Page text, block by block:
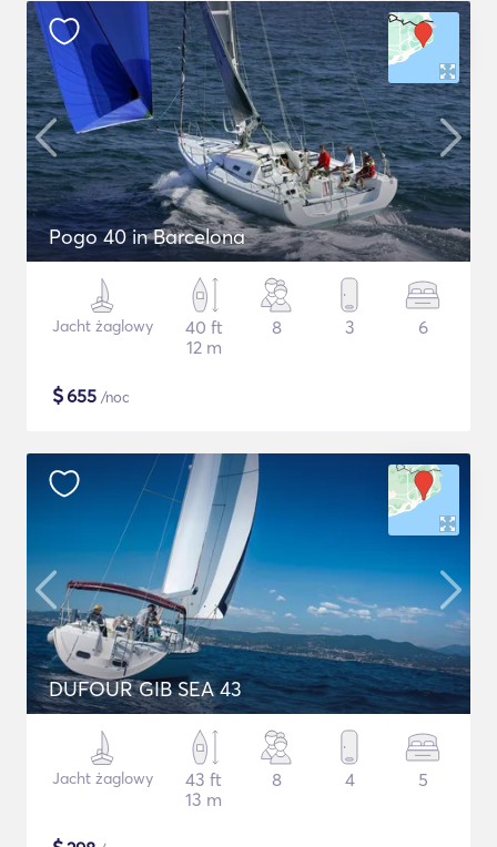
Pogo 40 in Barcelona
Jacht żaglowy
40 ft
12 m
8 3 6
$655 /noc
DUFOUR GIB SEA 43
Jacht żaglowy
43 ft
13 m
8 4 5